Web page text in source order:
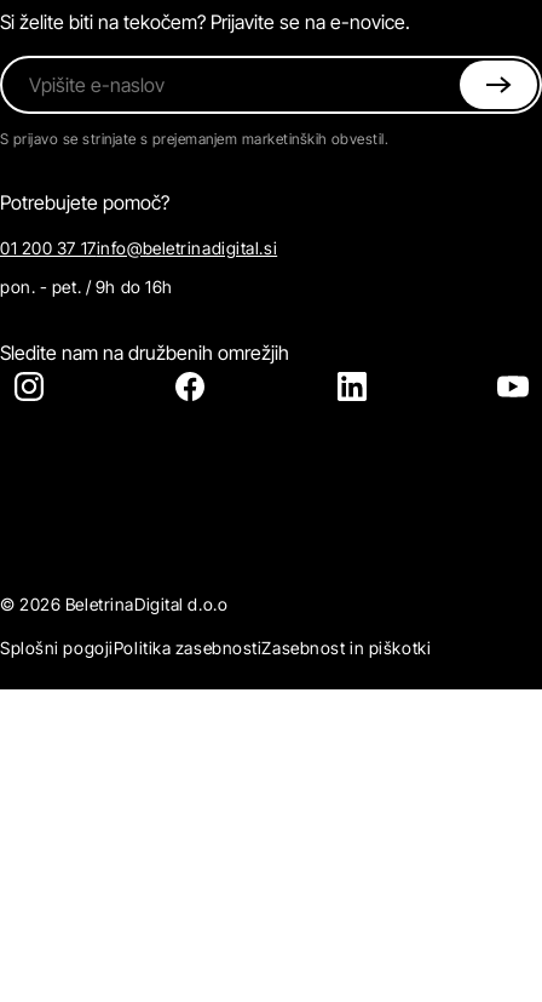
Kontaktirajte nas
Si želite biti na tekočem? Prijavite se na e-novice.
Vpišite e-naslov
S prijavo se strinjate s prejemanjem marketinških obvestil.
Potrebujete pomoč?
01 200 37 17info@beletrinadigital.si
pon. - pet. / 9h do 16h
Sledite nam na družbenih omrežjih
© 2026 BeletrinaDigital d.o.o
Splošni pogojiPolitika zasebnostiZasebnost in piškotki